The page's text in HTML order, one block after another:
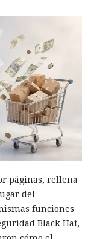
páginas, rellena
del
funciones
Black Hat,